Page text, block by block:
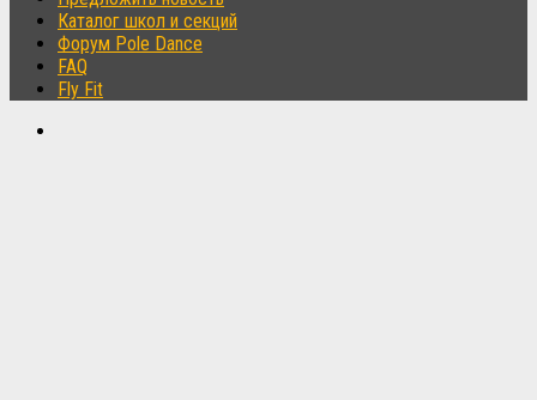
Каталог школ и секций
Форум Pole Dance
FAQ
Fly Fit